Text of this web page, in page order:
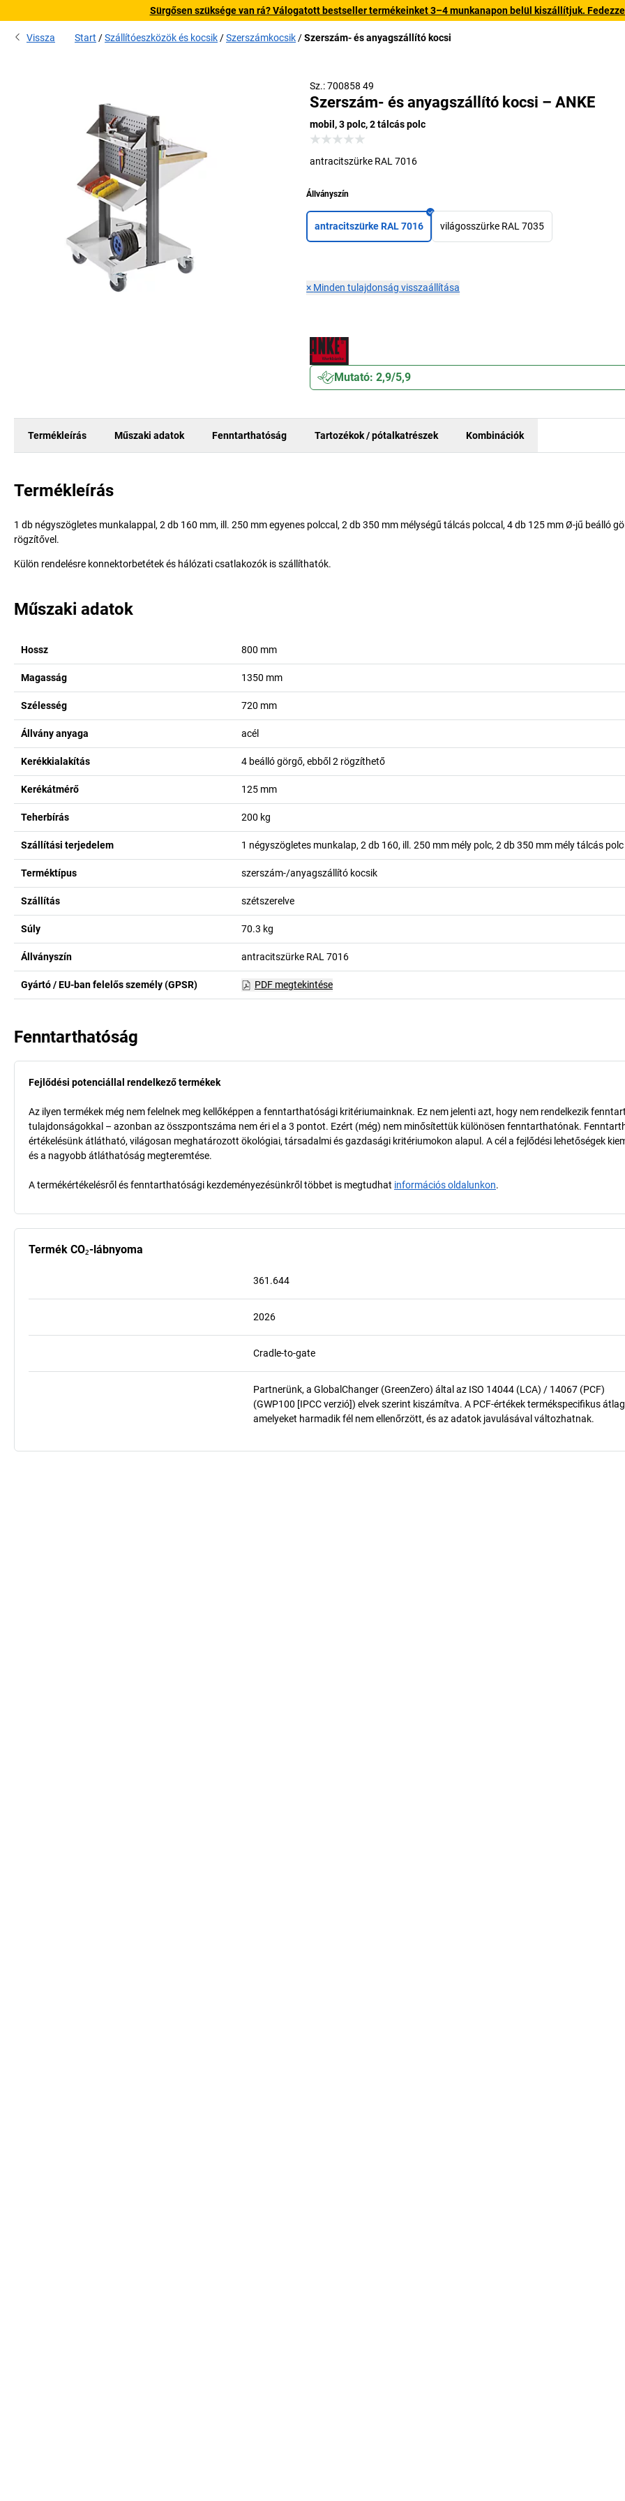
Sürgősen szüksége van rá? Válogatott bestseller termékeinket 3–4 munkanapon belül kiszállítjuk.
Vissza Start Szállítóeszközök és kocsik Szerszámkocsik Szerszám- és anyagszállító kocsi
Sz.: 700858 49
Szerszám- és anyagszállító kocsi – ANKE
mobil, 3 polc, 2 tálcás polc
antracitszürke RAL 7016
Állványszín
antracitszürke RAL 7016 világosszürke RAL 7035
× Minden tulajdonság visszaállítása
Mutató: 2,9/5,9
Termékleírás Műszaki adatok Fenntarthatóság Tartozékok / pótalkatrészek Kombinációk
Termékleírás
1 db négyszögletes munkalappal, 2 db 160 mm, ill. 250 mm egyenes polccal, 2 db 350 mm mélységű tálcás polccal, 4 db 125 mm Ø-jű beálló
rögzítővel.
Külön rendelésre konnektorbetétek és hálózati csatlakozók is szállíthatók.
Műszaki adatok
Hossz 800 mm
Magasság 1350 mm
Szélesség 720 mm
Állvány anyaga acél
Kerékkialakítás 4 beálló görgő, ebből 2 rögzíthető
Kerékátmérő 125 mm
Teherbírás 200 kg
Szállítási terjedelem 1 négyszögletes munkalap, 2 db 160, ill. 250 mm mély polc, 2 db 350 mm mély tálcás polc
Terméktípus szerszám-/anyagszállító kocsik
Szállítás szétszerelve
Súly 70.3 kg
Állványszín antracitszürke RAL 7016
Gyártó / EU-ban felelős személy (GPSR) PDF megtekintése
Fenntarthatóság
Fejlődési potenciállal rendelkező termékek
Az ilyen termékek még nem felelnek meg kellőképpen a fenntarthatósági kritériumainknak. Ez nem jelenti azt, hogy nem rendelkezik
tulajdonságokkal – azonban az összpontszáma nem éri el a 3 pontot. Ezért (még) nem minősítettük különösen fenntarthatónak.
értékelésünk átlátható, világosan meghatározott ökológiai, társadalmi és gazdasági kritériumokon alapul. A cél a fejlődési lehetőségek
és a nagyobb átláthatóság megteremtése.
A termékértékelésről és fenntarthatósági kezdeményezésünkről többet is megtudhat információs oldalunkon.
Termék CO₂-lábnyoma
361.644
2026
Cradle-to-gate
Partnerünk, a GlobalChanger (GreenZero) által az ISO 14044 (LCA) / 14067 (PCF)
(GWP100 [IPCC verzió]) elvek szerint kiszámítva. A PCF-értékek termékspecifikus
amelyeket harmadik fél nem ellenőrzött, és az adatok javulásával változhatnak.